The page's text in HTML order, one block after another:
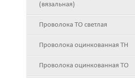
(вязальная)
Проволока ТО светлая
Проволока оцинкованная ТН
Проволока оцинкованная ТО